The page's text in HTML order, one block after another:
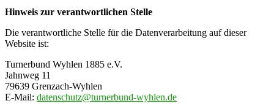
Hinweis zur verantwortlichen Stelle
Die verantwortliche Stelle für die Datenverarbeitung auf dieser
Website ist:
Turnerbund Wyhlen 1885 e.V.
Jahnweg 11
79639 Grenzach-Wyhlen
E-Mail: datenschutz@turnerbund-wyhlen.de